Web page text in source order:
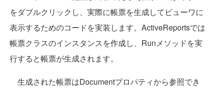
をダブルクリックし、実際に帳票を生成してビューワに
表示するためのコードを実装します。ActiveReportsでは
帳票クラスのインスタンスを作成し、Runメソッドを実
行すると帳票が生成されます。
生成された帳票はDocumentプロパティから参照でき